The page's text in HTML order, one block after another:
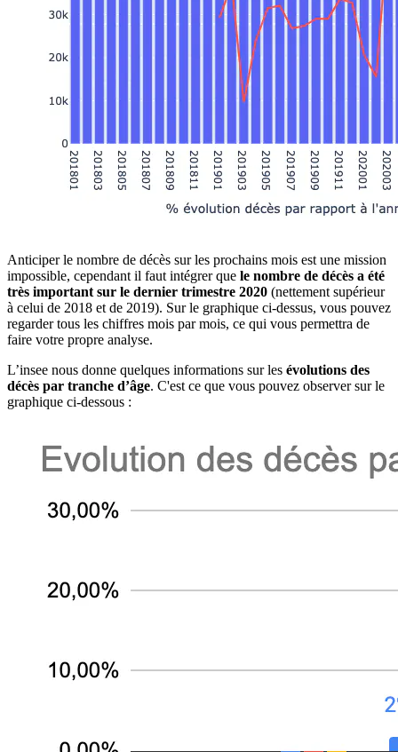
Anticiper le nombre de décès sur les prochains mois est une mission
impossible, cependant il faut intégrer que le nombre de décès a été
très important sur le dernier trimestre 2020 (nettement supérieur
à celui de 2018 et de 2019). Sur le graphique ci-dessus, vous pouvez
regarder tous les chiffres mois par mois, ce qui vous permettra de
faire votre propre analyse.
L’insee nous donne quelques informations sur les évolutions des
décès par tranche d’âge. C'est ce que vous pouvez observer sur le
graphique ci-dessous :